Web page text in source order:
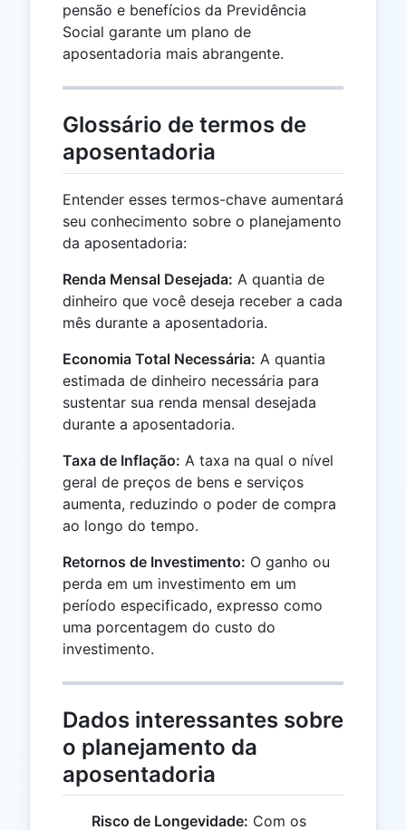
pensão e benefícios da Previdência
Social garante um plano de
aposentadoria mais abrangente.
Glossário de termos de
aposentadoria
Entender esses termos-chave aumentará
seu conhecimento sobre o planejamento
da aposentadoria:
Renda Mensal Desejada: A quantia de
dinheiro que você deseja receber a cada
mês durante a aposentadoria.
Economia Total Necessária: A quantia
estimada de dinheiro necessária para
sustentar sua renda mensal desejada
durante a aposentadoria.
Taxa de Inflação: A taxa na qual o nível
geral de preços de bens e serviços
aumenta, reduzindo o poder de compra
ao longo do tempo.
Retornos de Investimento: O ganho ou
perda em um investimento em um
período especificado, expresso como
uma porcentagem do custo do
investimento.
Dados interessantes sobre
o planejamento da
aposentadoria
Risco de Longevidade: Com os